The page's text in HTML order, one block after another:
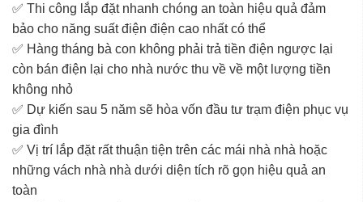
✅ Thi công lắp đặt nhanh chóng an toàn hiệu quả đảm
bảo cho năng suất điện điện cao nhất có thể
✅ Hàng tháng bà con không phải trả tiền điện ngược lại
còn bán điện lại cho nhà nước thu về về một lượng tiền
không nhỏ
✅ Dự kiến sau 5 năm sẽ hòa vốn đầu tư trạm điện phục vụ
gia đình
✅ Vị trí lắp đặt rất thuận tiện trên các mái nhà nhà hoặc
những vách nhà nhà dưới diện tích rõ gọn hiệu quả an
toàn